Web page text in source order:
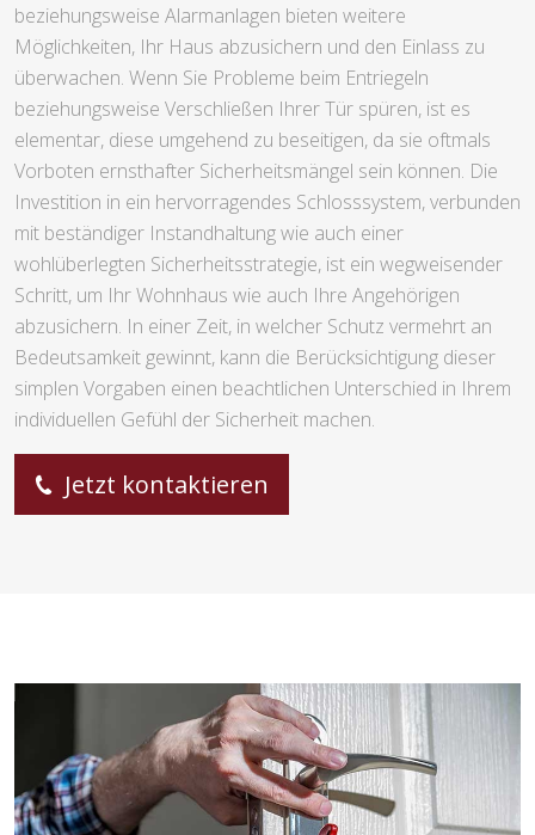
beziehungsweise Alarmanlagen bieten weitere
Möglichkeiten, Ihr Haus abzusichern und den Einlass zu
überwachen. Wenn Sie Probleme beim Entriegeln
beziehungsweise Verschließen Ihrer Tür spüren, ist es
elementar, diese umgehend zu beseitigen, da sie oftmals
Vorboten ernsthafter Sicherheitsmängel sein können. Die
Investition in ein hervorragendes Schlosssystem, verbunden
mit beständiger Instandhaltung wie auch einer
wohlüberlegten Sicherheitsstrategie, ist ein wegweisender
Schritt, um Ihr Wohnhaus wie auch Ihre Angehörigen
abzusichern. In einer Zeit, in welcher Schutz vermehrt an
Bedeutsamkeit gewinnt, kann die Berücksichtigung dieser
simplen Vorgaben einen beachtlichen Unterschied in Ihrem
individuellen Gefühl der Sicherheit machen.
Jetzt kontaktieren